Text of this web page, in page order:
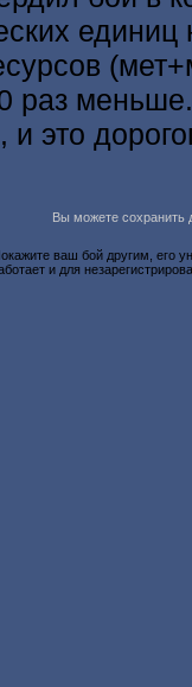
единиц
раз
это
Вы можете сохранить
ваш бой другим, его
и для